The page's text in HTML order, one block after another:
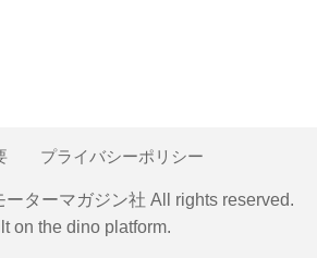
ドイツの精密工学が火花を散...
プライバシーポリシー
ターマガジン社 All rights reserved.
on the dino platform.